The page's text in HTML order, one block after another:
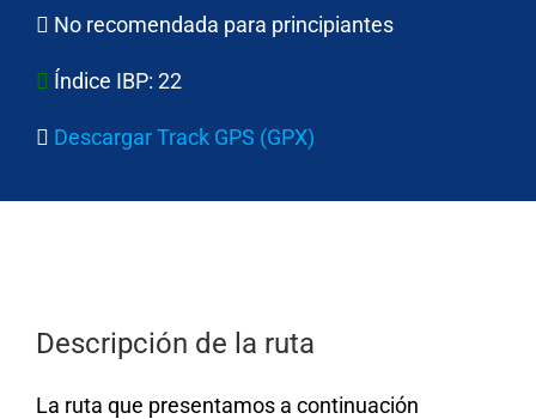
No recomendada para principiantes
Índice IBP: 22
Descargar Track GPS (GPX)
Descripción de la ruta
La ruta que presentamos a continuación